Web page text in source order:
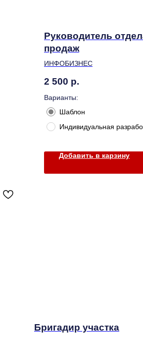
Руководитель
продаж
ИНФОБИЗНЕС
2 500 р.
Варианты:
Шаблон
Индивидуальная
Добавить в карзину
Бригадир участка